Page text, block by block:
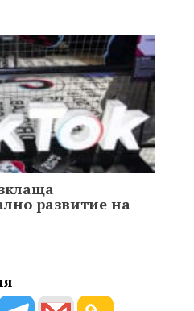
развитие на